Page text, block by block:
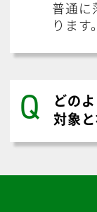
普通に
ります。
Q
どの
対象